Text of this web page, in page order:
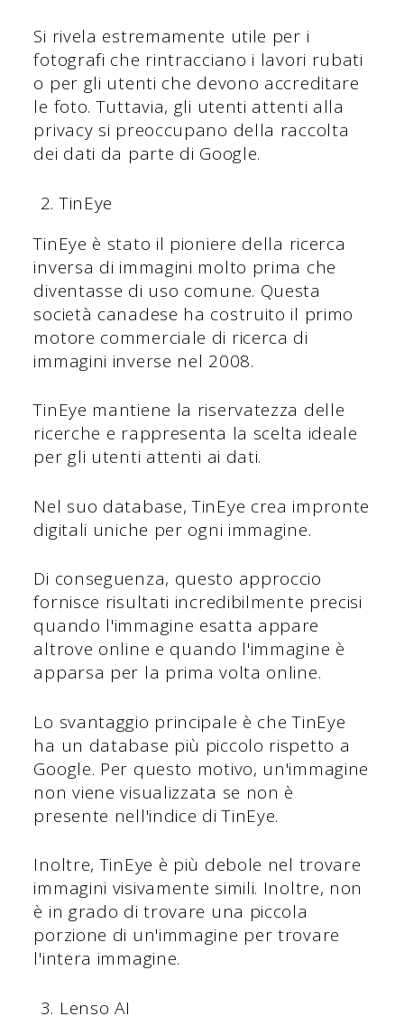
Si rivela estremamente utile per i
fotografi che rintracciano i lavori rubati
o per gli utenti che devono accreditare
le foto. Tuttavia, gli utenti attenti alla
privacy si preoccupano della raccolta
dei dati da parte di Google.
TinEye
TinEye è stato il pioniere della ricerca
inversa di immagini molto prima che
diventasse di uso comune. Questa
società canadese ha costruito il primo
motore commerciale di ricerca di
immagini inverse nel 2008.
TinEye mantiene la riservatezza delle
ricerche e rappresenta la scelta ideale
per gli utenti attenti ai dati.
Nel suo database, TinEye crea impronte
digitali uniche per ogni immagine.
Di conseguenza, questo approccio
fornisce risultati incredibilmente precisi
quando l'immagine esatta appare
altrove online e quando l'immagine è
apparsa per la prima volta online.
Lo svantaggio principale è che TinEye
ha un database più piccolo rispetto a
Google. Per questo motivo, un'immagine
non viene visualizzata se non è
presente nell'indice di TinEye.
Inoltre, TinEye è più debole nel trovare
immagini visivamente simili. Inoltre, non
è in grado di trovare una piccola
porzione di un'immagine per trovare
l'intera immagine.
Lenso AI